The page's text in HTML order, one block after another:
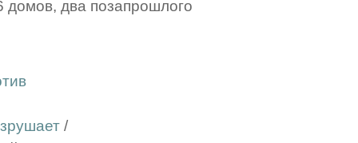
домов, два позапрошлого
/